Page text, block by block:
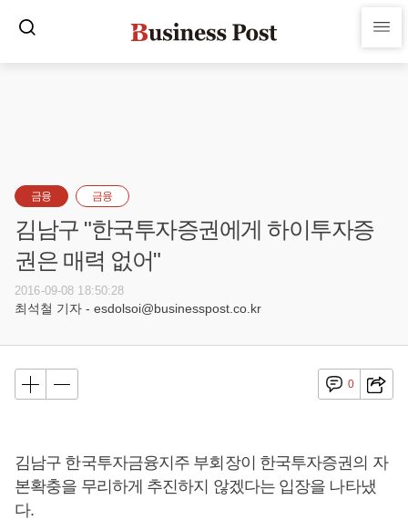
금융 금융
김남구 "한국투자증권에게 하이투자증
권은 매력 없어"
2016-09-08 18:50:28
최석철 기자 - esdolsoi@businesspost.co.kr
0
김남구 한국투자금융지주 부회장이 한국투자증권의 자
본확충을 무리하게 추진하지 않겠다는 입장을 나타냈
다.